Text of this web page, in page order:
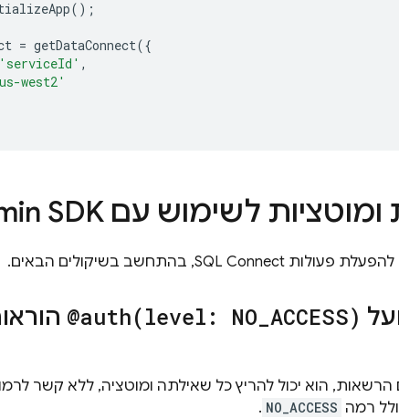
();
= getDataConnect({
'serviceId' ,
west2'
ומוטציות לשימוש עם SDK
להפעלת פעולות SQL Connect, בהתחשב בשיקולים הבאים.
@auth(level: NO ACCESS)
הרשאות, הוא יכול להריץ כל שאילתה ומוטציה, ללא קשר
רמה NO_ACCESS
.